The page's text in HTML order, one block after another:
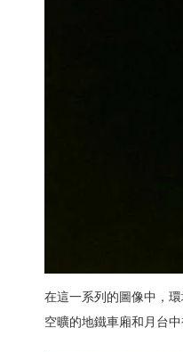
在這一系列的圖像中，
空曠的地鐵車廂和月台中